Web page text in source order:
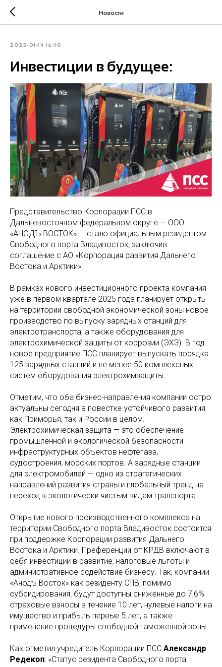
Новости
2025-01-14 16:10
Инвестиции в будущее:
Представительство Корпорации ПСС в
Дальневосточном федеральном округе — ООО
«АНОДЪ ВОСТОК» — стало официальным резидентом
Свободного порта Владивосток, заключив
соглашение с АО «Корпорация развития Дальнего
Востока и Арктики».
В рамках нового инвестиционного проекта компания
уже в первом квартале 2025 года планирует открыть
на территории свободной экономической зоны новое
производство по выпуску зарядных станций для
электротранспорта, а также оборудования для
электрохимической защиты от коррозии (ЭХЗ). В год
новое предприятие ПСС планирует выпускать порядка
125 зарядных станций и не менее 50 комплексных
систем оборудования электрохимзащиты.
Отметим, что оба бизнес-направления компании остро
актуальны сегодня в повестке устойчивого развития
как Приморья, так и России в целом.
Электрохимическая защита — это обеспечение
промышленной и экологической безопасности
инфраструктурных объектов нефтегаза,
судостроения, морских портов. А зарядные станции
для электромобилей — одно из стратегических
направлений развития страны и глобальный тренд на
переход к экологически чистым видам транспорта.
Открытие нового производственного комплекса на
территории Свободного порта Владивосток состоится
при поддержке Корпорации развития Дальнего
Востока и Арктики. Преференции от КРДВ включают в
себя инвестиции в развитие, налоговые льготы и
административное содействие бизнесу. Так, компании
«Анодъ Восток» как резиденту СПВ, помимо
субсидирования, будут доступны сниженные до 7,6%
страховые взносы в течение 10 лет, нулевые налоги на
имущество и прибыль первые 5 лет, а также
применение процедуры свободной таможенной зоны.
Как отметил учредитель Корпорации ПСС Александр
Редекоп: «Статус резидента Свободного порта